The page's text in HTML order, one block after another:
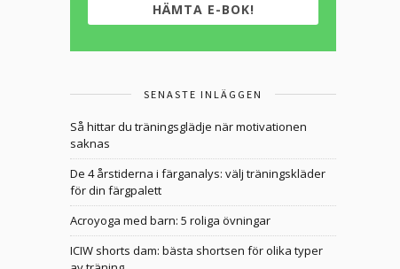
HÄMTA E-BOK!
SENASTE INLÄGGEN
Så hittar du träningsglädje när motivationen
saknas
De 4 årstiderna i färganalys: välj träningskläder
för din färgpalett
Acroyoga med barn: 5 roliga övningar
ICIW shorts dam: bästa shortsen för olika typer